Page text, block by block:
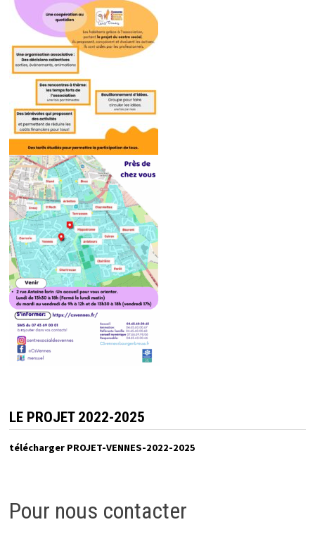
LE PROJET 2022-2025
télécharger PROJET-VENNES-2022-2025
Pour nous contacter